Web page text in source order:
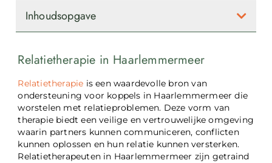
Relatietherapie in Haarlemmermeer
Relatietherapie is een waardevolle bron van
ondersteuning voor koppels in Haarlemmermeer die
worstelen met relatieproblemen. Deze vorm van
therapie biedt een veilige en vertrouwelijke omgeving
waarin partners kunnen communiceren, conflicten
kunnen oplossen en hun relatie kunnen versterken.
Relatietherapeuten in Haarlemmermeer zijn getraind
Inhoudsopgave